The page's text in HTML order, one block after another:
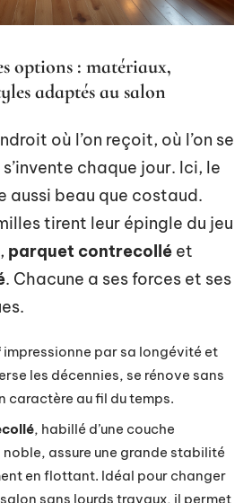
options : matériaux,
adaptés au salon
où l’on reçoit, où l’on se
chaque jour. Ici, le
aussi beau que costaud.
tirent leur épingle du jeu
, parquet contrecollé et
. Chacune a ses forces et ses
impressionne par sa longévité et
les décennies, se rénove sans
caractère au fil du temps.
, habillé d’une couche
noble, assure une grande stabilité
en flottant. Idéal pour changer
salon sans lourds travaux, il permet